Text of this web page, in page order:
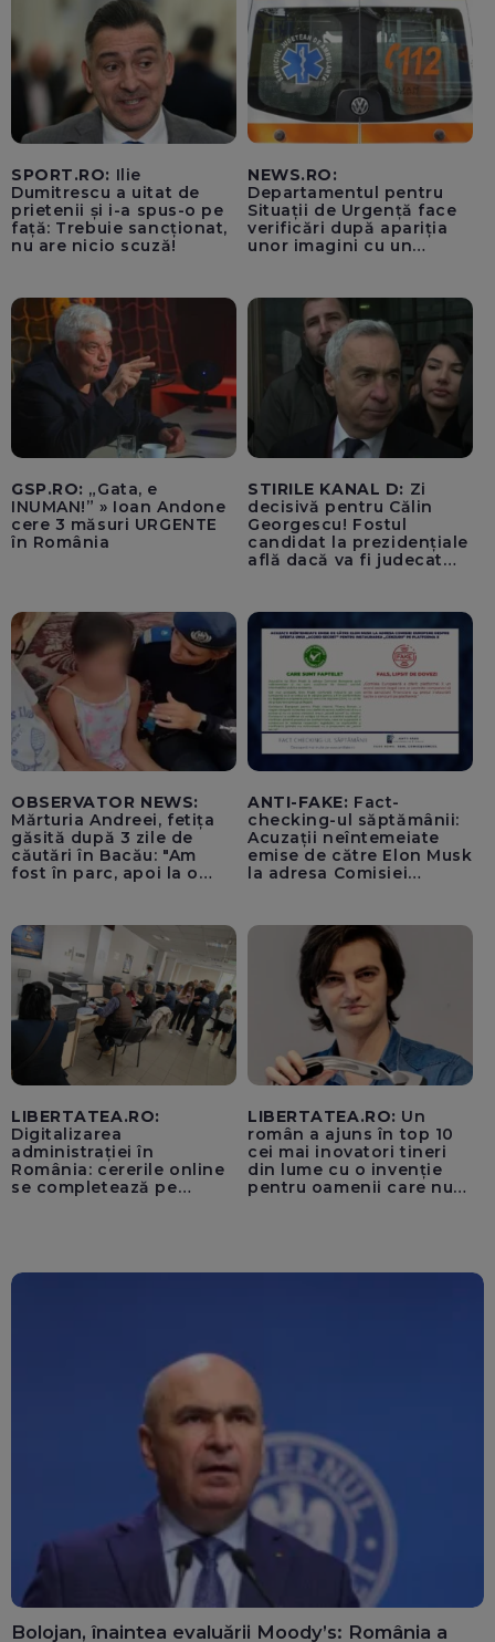
SPORT.RO: Ilie
Dumitrescu a uitat de
prietenii și i-a spus-o pe
față: Trebuie sancționat,
nu are nicio scuză!
NEWS.RO:
Departamentul pentru
Situații de Urgență face
verificări după apariția
unor imagini cu un
pentru cumpărături în
timp ce transporta un
pacient către spital
GSP.RO: „Gata, e
INUMAN!” » Ioan Andone
cere 3 măsuri URGENTE
în România
STIRILE KANAL D: Zi
decisivă pentru Călin
Georgescu! Fostul
candidat la prezidențiale
află dacă va fi judecat
OBSERVATOR NEWS:
Mărturia Andreei, fetița
găsită după 3 zile de
căutări în Bacău: "Am
fost în parc, apoi la o
ANTI-FAKE: Fact-
checking-ul săptămânii:
Acuzații neîntemeiate
emise de către Elon Musk
la adresa Comisiei
pentru instaurarea
„cenzurii” pe platforma X
LIBERTATEA.RO:
Digitalizarea
administrației în
România: cererile online
se completează pe
LIBERTATEA.RO: Un
român a ajuns în top 10
cei mai inovatori tineri
din lume cu o invenție
pentru oamenii care nu
Bolojan, înaintea evaluării Moody’s: România a